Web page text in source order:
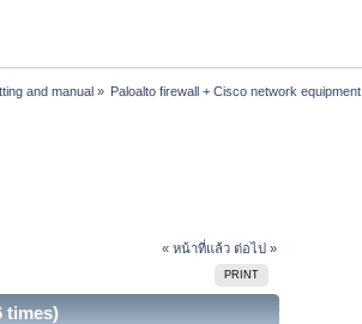
and manual» Paloalto firewall + Cisco network equipment
« หน้าที่แล้ว ต่อไป »
PRINT
times)